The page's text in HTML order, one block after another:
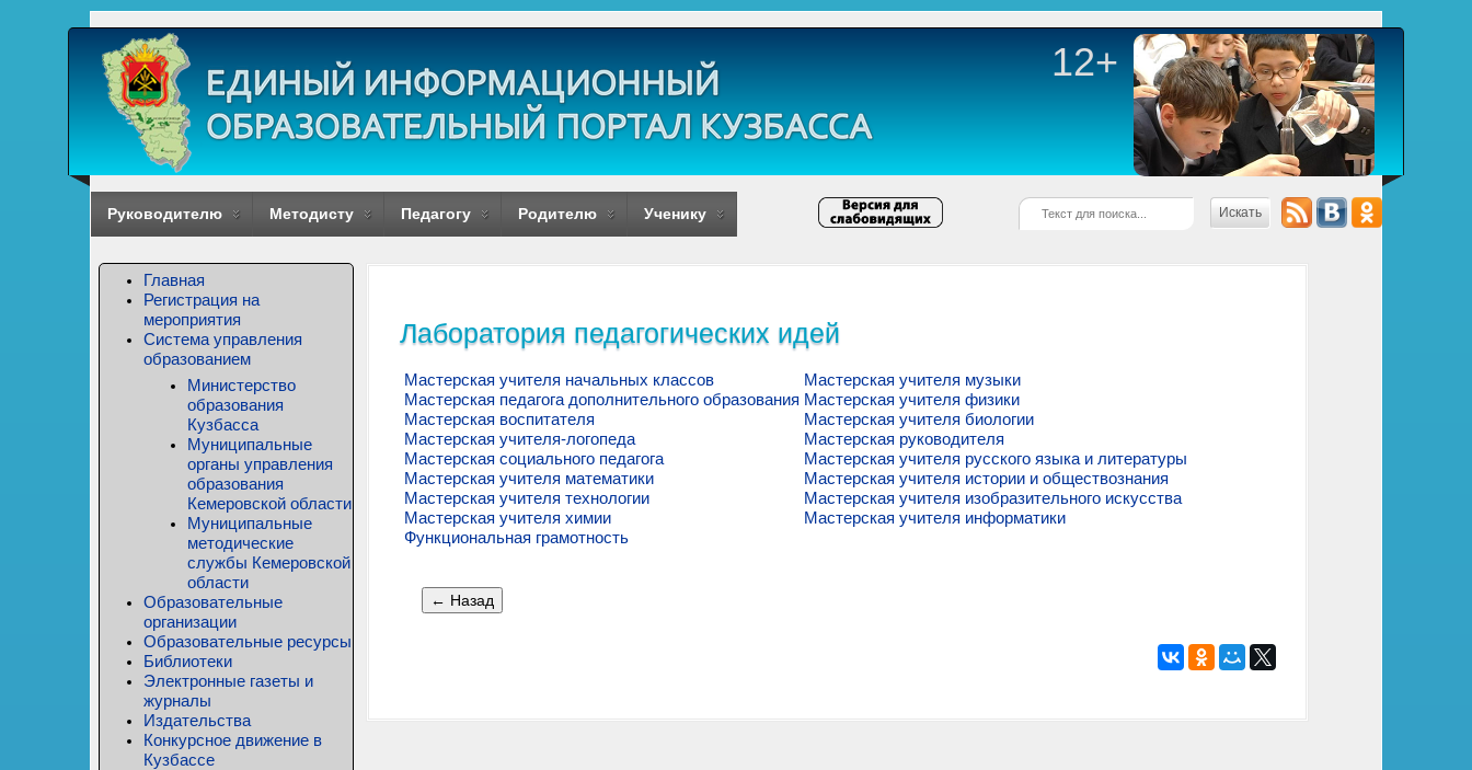
12+
Руководителю Методисту Педагогу Родителю Ученику Искать
Главная
Регистрация на
мероприятия
Система управления
образованием
Министерство
образования
Кузбасса
Муниципальные
органы управления
образования
Кемеровской области
Муниципальные
методические
службы Кемеровской
области
Образовательные
организации
Образовательные ресурсы
Библиотеки
Электронные газеты и
журналы
Издательства
Конкурсное движение в
Кузбассе
Лаборатория педагогических идей
Мастерская учителя начальных классов
Мастерская учителя музыки
Мастерская педагога дополнительного образования Мастерская учителя физики
Мастерская воспитателя
Мастерская учителя биологии
Мастерская учителя-логопеда
Мастерская руководителя
Мастерская социального педагога
Мастерская учителя русского языка и литературы
Мастерская учителя математики
Мастерская учителя истории и обществознания
Мастерская учителя технологии
Мастерская учителя изобразительного искусства
Мастерская учителя химии
Мастерская учителя информатики
Функциональная грамотность
← Назад